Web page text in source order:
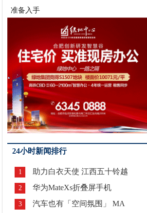
准备入手
24小时新闻排行
1 助力白衣天使 江西五十铃越
2 华为MateXs折叠屏手机
3 汽车也有「空间氛围」 MA